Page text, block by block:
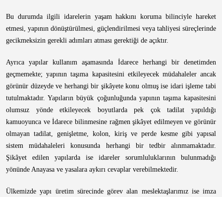
Bu durumda ilgili idarelerin yaşam hakkını koruma bilinciyle hareket
etmesi, yapının dönüştürülmesi, güçlendirilmesi veya tahliyesi süreçlerinde
gecikmeksizin gerekli adımları atması gerektiği de açıktır.
Ayrıca yapılar kullanım aşamasında İdarece herhangi bir denetimden
geçmemekte; yapının taşıma kapasitesini etkileyecek müdahaleler ancak
görünür düzeyde ve herhangi bir şikâyete konu olmuş ise idari işleme tabi
tutulmaktadır. Yapıların büyük çoğunluğunda yapının taşıma kapasitesini
olumsuz yönde etkileyecek boyutlarda pek çok tadilat yapıldığı
kamuoyunca ve İdarece bilinmesine rağmen şikâyet edilmeyen ve görünür
olmayan tadilat, genişletme, kolon, kiriş ve perde kesme gibi yapısal
sistem müdahaleleri konusunda herhangi bir tedbir alınmamaktadır.
Şikâyet edilen yapılarda ise idareler sorumluluklarının bulunmadığı
yönünde Anayasa ve yasalara aykırı cevaplar verebilmektedir.
Ülkemizde yapı üretim sürecinde görev alan meslektaşlarımız ise imza